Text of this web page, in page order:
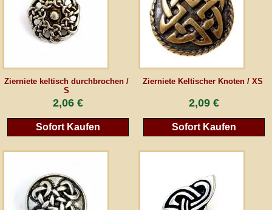
Zierniete keltisch durchbrochen /
S
2,06 €
Sofort Kaufen
Zierniete Keltischer Knoten / XS
2,09 €
Sofort Kaufen
AGB
Gästebuch
Newsletter
Vertrag wiederrufen
bisherigen Preis bei peraperis.com.
Zur klassischen Website